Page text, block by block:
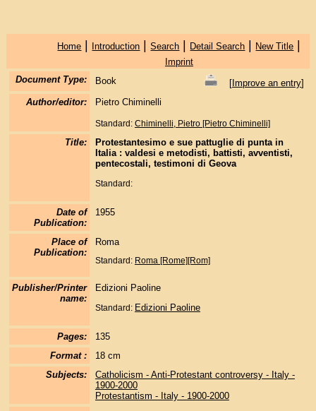
Home | Introduction |Search | Detail Search | New Title |
Imprint
Document Type:
Book [Improve an entry]
Author/editor:
Pietro Chiminelli
Standard: Chiminelli, Pietro [Pietro Chiminelli]
Title:
Protestantesimo e sue pattuglie di punta in
Italia : valdesi e metodisti, battisti, avventisti,
pentecostali, testimoni di Geova
Standard:
Date of
Publication:
1955
Place of
Publication:
Roma
Standard: Roma [Rome][Rom]
Publisher/Printer
name:
Edizioni Paoline
Standard: Edizioni Paoline
Pages:
135
Format :
18 cm
Subjects:
Catholicism - Anti-Protestant controversy - Italy -
1900-2000
Protestantism - Italy - 1900-2000